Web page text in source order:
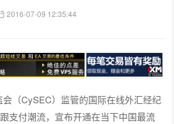
2016-07-09 12:35:44
（CySEC）监管的国际在线外汇经纪
支付潮流，宣布开通在当下中国最流